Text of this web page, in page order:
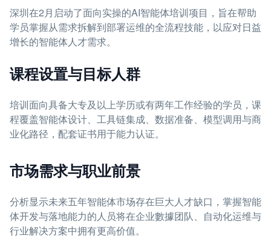
深圳在2月启动了面向实操的AI智能体培训项目，旨在帮助
学员掌握从需求拆解到部署运维的全流程技能，以应对日益
增长的智能体人才需求。
课程设置与目标人群
培训面向具备大专及以上学历或有两年工作经验的学员，课
程覆盖智能体设计、工具链集成、数据准备、模型调用与商
业化路径，配套证书用于能力认证。
市场需求与职业前景
分析显示未来五年智能体市场存在巨大人才缺口，掌握智能
体开发与落地能力的人员将在企业數據团队、自动化运维与
行业解决方案中拥有更高价值。